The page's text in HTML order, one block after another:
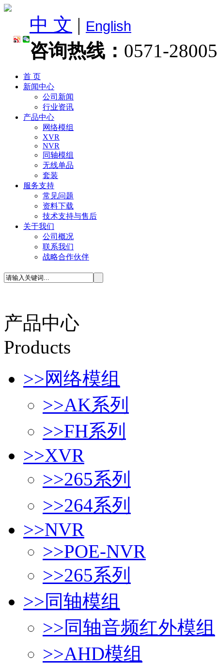
中 文 | English
咨询热线： 0571-
首 页
新闻中心
公司新闻
行业资讯
产品中心
网络模组
XVR
NVR
同轴模组
无线单品
套装
服务支持
常见问题
资料下载
技术支持与售后
关于我们
公司概况
联系我们
战略合作伙伴
产品中心
Products
>>网络模组
>>AK系列
>>FH系列
>>XVR
>>265系列
>>264系列
>>NVR
>>POE-NVR
>>265系列
>>同轴模组
>>同轴音频红外模组
>>AHD模组